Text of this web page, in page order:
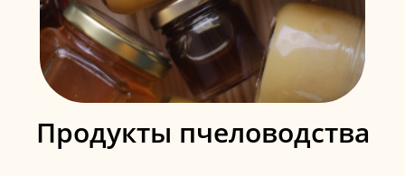
Продукты пчеловодства